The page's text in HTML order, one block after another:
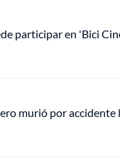
participar en 'Bici
murió por accidente